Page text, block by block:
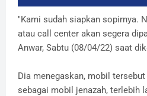
"Kami sudah siapkan sopirnya.
atau call center akan segera
Anwar, Sabtu (08/04/22) saat
Dia menegaskan, mobil
sebagai mobil jenazah, terlebih